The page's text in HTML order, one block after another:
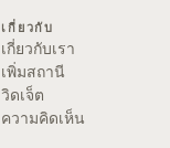
เกี่ยวกับ
เกี่ยวกับเรา
เพิ่มสถานี
วิดเจ็ต
ความคิดเห็น